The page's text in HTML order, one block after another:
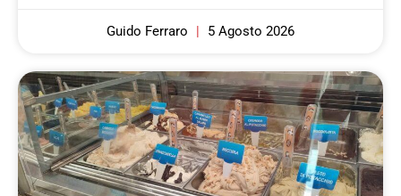
Guido Ferraro 5 Agosto 2026